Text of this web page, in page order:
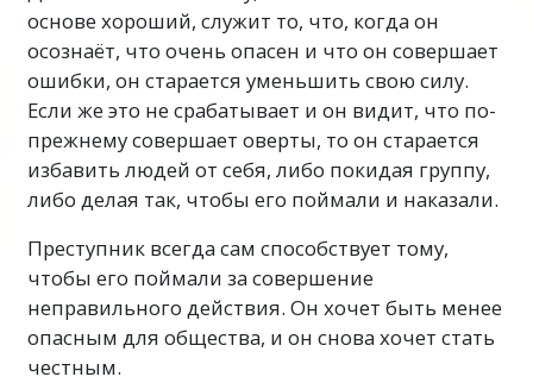
основе хороший, служит то, что, когда он
осознаёт, что очень опасен и что он совершает
ошибки, он старается уменьшить свою силу.
Если же это не срабатывает и он видит, что по-
прежнему совершает оверты, то он старается
избавить людей от себя, либо покидая группу,
либо делая так, чтобы его поймали и наказали.
Преступник всегда сам способствует тому,
чтобы его поймали за совершение
неправильного действия. Он хочет быть менее
опасным для общества, и он снова хочет стать
честным.